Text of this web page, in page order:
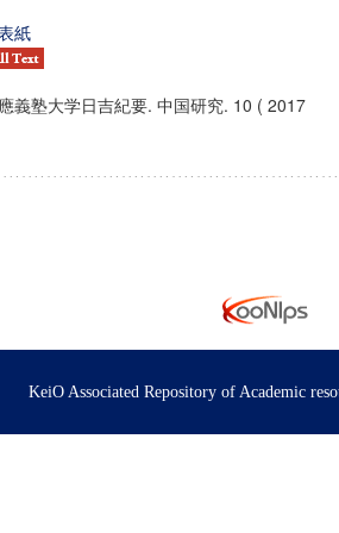
紙
義塾大学日吉紀要. 中国研究. 10 ( 2017
KeiO Associated Repository of Academic